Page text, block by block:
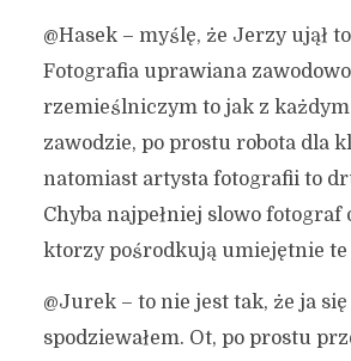
@Hasek – myślę, że Jerzy ujął
Fotografia uprawiana
rzemieślniczym to jak z
zawodzie, po prostu robota dla
natomiast artysta fotografii to
Chyba najpełniej slowo fotograf
ktorzy pośrodkują umiejętnie te
@Jurek – to nie jest tak, że ja się
spodziewałem. Ot, po prostu